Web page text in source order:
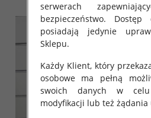
serwerach
bezpieczeństwo.
posiadają jedynie
Sklepu.
Każdy Klient, który
osobowe ma pełną
swoich danych w
modyfikacji lub też żądania